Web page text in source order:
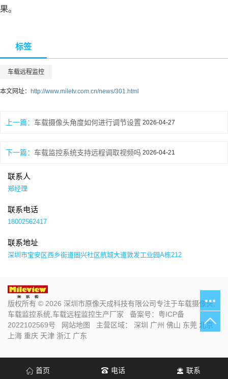
果。
标签
车载远程监控
本文网址： http://www.miletv.com.cn/news/301.html
上一篇： 车载摄像头角度如何进行调节设置 2026-04-27
下一篇： 车载监控系统支持远程调取视频吗 2026-04-21
联系人
郑经理
联系电话
18002562417
联系地址
深圳市宝安区西乡街道固兴社区航城大道敦发工业园A栋212
版权所有 © 2026 深圳市原像天成科技有限公司专注于车载摄像头,
车载监控系统,车载远程监控生产厂家 备案号： 粤ICP备
2022102569号
网站地图 主营区域： 深圳 广州 佛山 东莞 北京
上海 重庆 天津 浙江 广东
首页 电话 联系